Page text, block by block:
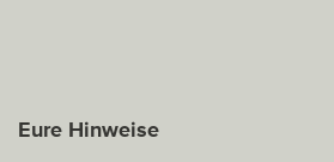
Eure Hinweise